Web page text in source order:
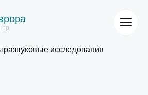
исследования